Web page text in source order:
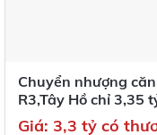
Chuyển nhượng
R3,Tây Hồ chỉ 3,35
Giá: 3,3 tỷ có